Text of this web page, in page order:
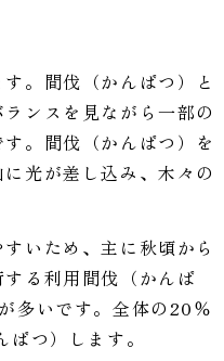
。間伐（かんばつ）と
ンスを見ながら一部の
。間伐（かんばつ）を
光が差し込み、木々の
いため、主に秋頃から
る利用間伐（かんば
多いです。全体の20％
つ）します。